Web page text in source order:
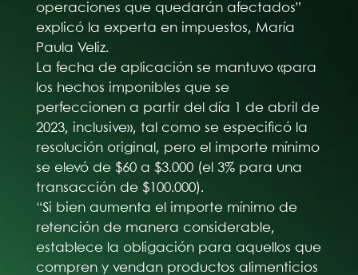
operaciones que quedarán afectados”
explicó la experta en impuestos, María
Paula Veliz.
La fecha de aplicación se mantuvo «para
los hechos imponibles que se
perfeccionen a partir del día 1 de abril de
2023, inclusive», tal como se especificó la
resolución original, pero el importe mínimo
se elevó de $60 a $3.000 (el 3% para una
transacción de $100.000).
“Si bien aumenta el importe mínimo de
retención de manera considerable,
establece la obligación para aquellos que
compren y vendan productos alimenticios